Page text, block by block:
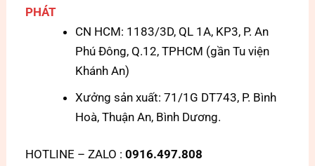
PHÁT
CN HCM: 1183/3D, QL 1A, KP3, P. An
Phú Đông, Q.12, TPHCM (gần Tu viện
Khánh An)
Xưởng sản xuất: 71/1G DT743, P. Bình
Hoà, Thuận An, Bình Dương.
HOTLINE – ZALO :0916.497.808